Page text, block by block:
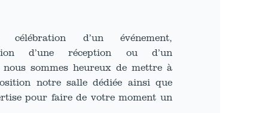
d’un événement,
d’une réception ou d’un
nous sommes heureux de mettre à
notre salle dédiée ainsi que
pour faire de votre moment un